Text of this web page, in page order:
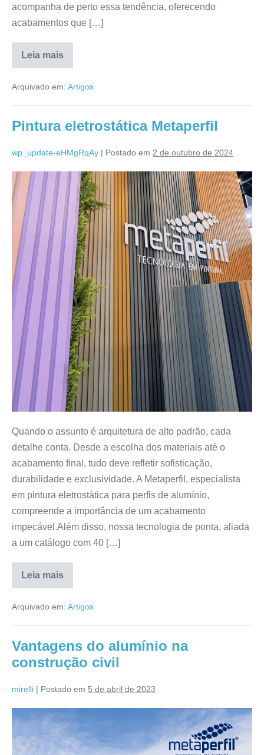
acompanha de perto essa tendência, oferecendo
acabamentos que […]
Leia mais
Arquivado em: Artigos
Pintura eletrostática Metaperfil
wp_update-eHMgRqAy | Postado em 2 de outubro de 2024
Quando o assunto é arquitetura de alto padrão, cada
detalhe conta. Desde a escolha dos materiais até o
acabamento final, tudo deve refletir sofisticação,
durabilidade e exclusividade. A Metaperfil, especialista
em pintura eletrostática para perfis de alumínio,
compreende a importância de um acabamento
impecável.Além disso, nossa tecnologia de ponta, aliada
a um catálogo com 40 […]
Leia mais
Arquivado em: Artigos
Vantagens do alumínio na
construção civil
mirelli | Postado em 5 de abril de 2023